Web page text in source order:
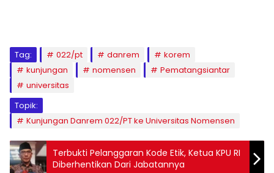
Tag: 022/pt danrem
korem
kunjungan
nomensen
Pematangsiantar
universitas
Topik:
Kunjungan Danrem 022/PT ke Universitas Nomensen
Terbukti Pelanggaran Kode Etik, Ketua KPU RI
Diberhentikan Dari Jabatannya